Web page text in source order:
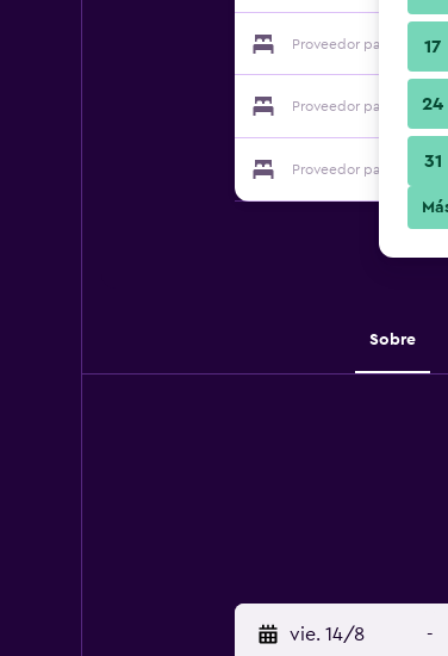
Proveedor para
Proveedor para
Proveedor para
Sobre
vie. 14/8 -
17
24
31